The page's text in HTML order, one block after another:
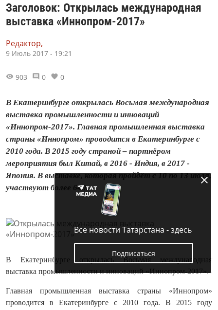
Заголовок: Открылась международная
выставка «Иннопром-2017»
Редактор,
9 Июль 2017 - 19:21
903 0 0
В Екатеринбурге открылась Восьмая международная
выставка промышленности и инноваций
«Иннопром-2017». Главная промышленная выставка
страны «Иннопром» проводится в Екатеринбурге с
2010 года. В 2015 году страной ‒ партнёром
мероприятия был Китай, в 2016 - Индия, в 2017 -
Япония. В выставке, которая пройдёт с 10 по 13 июля,
участвуют более 640...
В Екатеринбурге открылась Восьмая международная
выставка промышленности и инноваций «Иннопром-2017».
Главная промышленная выставка страны «Иннопром»
проводится в Екатеринбурге с 2010 года. В 2015 году
Все новости Татарстана - здесь
Подписаться